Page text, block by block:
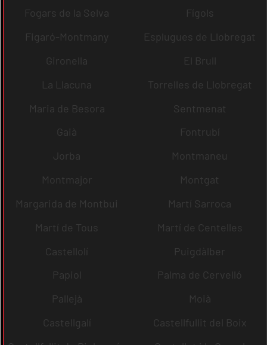
Fogars de la Selva
Fígols
Figaró-Montmany
Esplugues de Llobregat
Gironella
El Brull
La Llacuna
Torrelles de Llobregat
Maria de Besora
Sentmenat
Gaià
Fontrubí
Jorba
Montmaneu
Montmajor
Montgat
Margarida de Montbui
Martí Sarroca
Martí de Tous
Martí de Centelles
Castellolí
Puigdàlber
Papiol
Palma de Cervelló
Pallejà
Moià
Castellgalí
Castellfullit del Boix